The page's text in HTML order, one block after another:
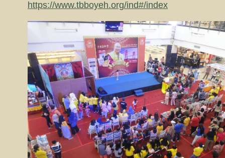
https://www.tbboyeh.org/ind#/index